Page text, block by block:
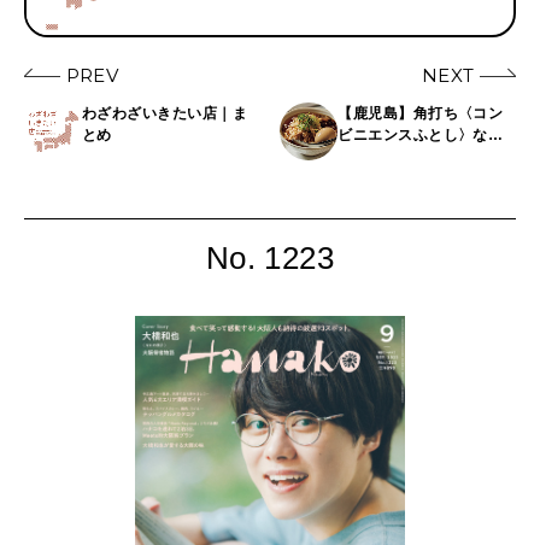
PREV
わざわざいきたい店｜ま
とめ
NEXT
【鹿児島】角打ち〈コン
ビニエンスふとし〉など
No. 1223